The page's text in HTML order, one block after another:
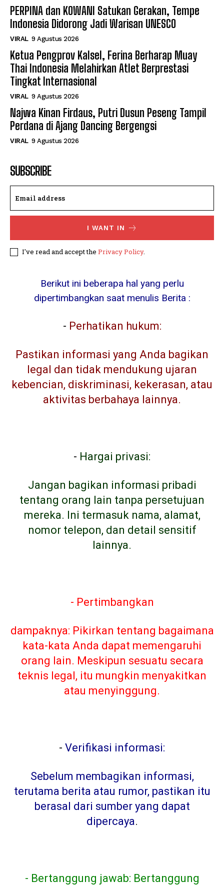
PERPINA dan KOWANI Satukan Gerakan, Tempe
Indonesia Didorong Jadi Warisan UNESCO
VIRAL 9 Agustus 2026
Ketua Pengprov Kalsel, Ferina Berharap Muay
Thai Indonesia Melahirkan Atlet Berprestasi
Tingkat Internasional
VIRAL 9 Agustus 2026
Najwa Kinan Firdaus, Putri Dusun Peseng Tampil
Perdana di Ajang Dancing Bergengsi
VIRAL 9 Agustus 2026
SUBSCRIBE
I WANT IN
I've read and accept the Privacy Policy.
Berikut ini beberapa hal yang perlu
dipertimbangkan saat menulis Berita :
- Perhatikan hukum:
Pastikan informasi yang Anda bagikan
legal dan tidak mendukung ujaran
kebencian, diskriminasi, kekerasan, atau
aktivitas berbahaya lainnya.
- Hargai privasi:
Jangan bagikan informasi pribadi
tentang orang lain tanpa persetujuan
mereka. Ini termasuk nama, alamat,
nomor telepon, dan detail sensitif
lainnya.
- Pertimbangkan
dampaknya: Pikirkan tentang bagaimana
kata-kata Anda dapat memengaruhi
orang lain. Meskipun sesuatu secara
teknis legal, itu mungkin menyakitkan
atau menyinggung.
- Verifikasi informasi:
Sebelum membagikan informasi,
terutama berita atau rumor, pastikan itu
berasal dari sumber yang dapat
dipercaya.
- Bertanggung jawab: Bertanggung